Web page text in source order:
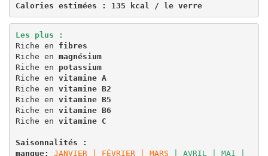
Calories estimées : 135 kcal / le verre
Les plus :
Riche en fibres
Riche en magnésium
Riche en potassium
Riche en vitamine A
Riche en vitamine B2
Riche en vitamine B5
Riche en vitamine B6
Riche en vitamine C
Saisonnalités :
mangue: JANVIER | FÉVRIER | MARS | AVRIL | MAI |